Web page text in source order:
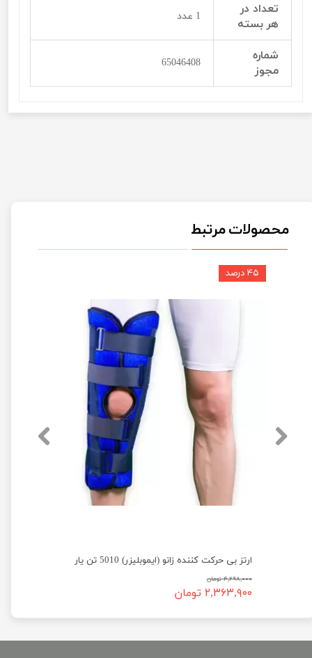
تعداد در
هر بسته
1 عدد
شماره
مجوز
65046408
محصولات مرتبط
ارتز بی حرکت کننده زانو (ایموبلیزر) 5010 تن یار
۴,۲۹۸,۰۰۰ تومان
۲,۳۶۳,۹۰۰ تومان
۴۵ درصد